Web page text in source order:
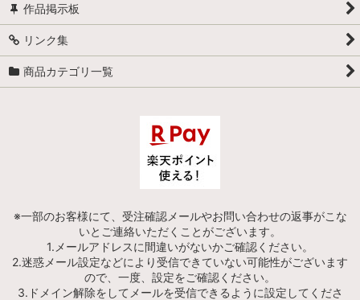
作品掲示板
リンク集
商品カテゴリ一覧
※一部のお客様にて、受注確認メールやお問い合わせの返事がこな
いとご連絡いただくことがございます。
1.メールアドレスに間違いがないかご確認ください。
2.迷惑メール設定などにより受信できていない可能性がございます
ので、一度、設定をご確認ください。
3.ドメイン解除をしてメールを受信できるように設定してくださ